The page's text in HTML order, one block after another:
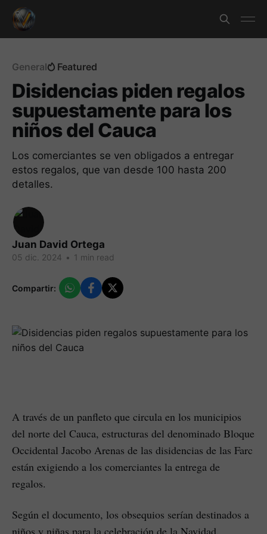
General Featured
Disidencias piden regalos
supuestamente para los
niños del Cauca
Los comerciantes se ven obligados a entregar
estos regalos, que van desde 100 hasta 200
detalles.
Juan David Ortega
05 dic. 2024 • 1 min read
Compartir:
A través de un panfleto que circula en los municipios
del norte del Cauca, estructuras del denominado Bloque
Occidental Jacobo Arenas de las disidencias de las Farc
están exigiendo a los comerciantes la entrega de
regalos.
Según el documento, los obsequios serían destinados a
niños y niñas para la celebración de la Navidad.